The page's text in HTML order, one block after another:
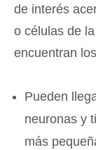
de interés
o células de
encuentran
Pueden
neuronas y
más